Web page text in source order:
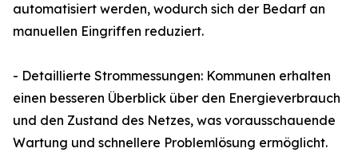
automatisiert werden, wodurch sich der Bedarf an
manuellen Eingriffen reduziert.
- Detaillierte Strommessungen: Kommunen erhalten
einen besseren Überblick über den Energieverbrauch
und den Zustand des Netzes, was vorausschauende
Wartung und schnellere Problemlösung ermöglicht.